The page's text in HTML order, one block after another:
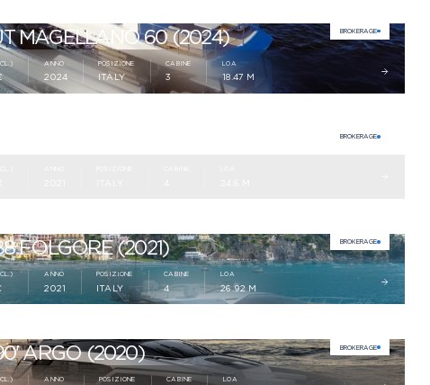
MAGELLANO 60 (2024) BROKERAGE
ANNO
2024
POSIZIONE
ITALY
CABINE
3
LOA
18.47 M
BROKERAGE
FOLGORE (2021) BROKERAGE
ANNO
2021
POSIZIONE
ITALY
CABINE
4
LOA
26.92 M
ARGO (2020) BROKERAGE
ANNO POSIZIONE CABINE LOA